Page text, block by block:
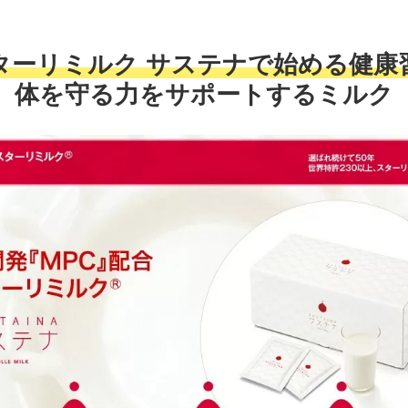
ーリミルク サステナで始める健康
体を守る力をサポートするミルク